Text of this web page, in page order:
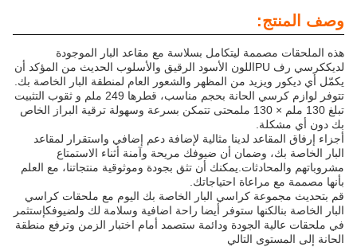
وصف المنتج:
هذه الملحقات مصممة ليتكامل بسلاسة مع مقاعد البار الموجودة
لديككرسي رف PU
اللون الأسود الرقيق والأسلوب الحديث من المؤكد أن
يكمّل أي ديكور ويزيد من المظهر والشعور العام لمنطقة البار الخاصة بك.
تتوفر لوازم كرسي الحانة بحجم مناسب، قطرها 249 ملم و ثقوب التثبيت
تبلغ 130 ملم × 130 ملمحتى تتمكن بسرعة وسهولة ترقية البراز الخاص
بك دون أي مشكلة.
أجزاء إرفاق المقاعد لدينا مثالية لإضافة دعم إضافي واستقرار لمقاعد
البار الخاصة بك، وضمان أن ضيوفك مريحة وآمنة أثناء الاستمتاع
مشروباتهم والمحادثات.يمكنك أن تثق بجودة وموثوقية منتجاتنا، مع العلم
بأنها مصممة مع مراعاة احتياجاتك.
قم بتحديث مجموعة كراسي البار الخاصة بك اليوم مع ملحقات كراسي
البار الخاصة بنالكنها ستوفر أيضا راحة اضافية وسلامة لك ولضيوفكإستثمر
في ملحقات عالية الجودة ودائمة ستصمد أمام اختبار الزمن وترفع منطقة
الحانة إلى المستوى التالي